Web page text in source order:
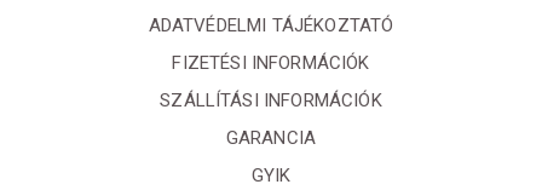
ADATVÉDELMI TÁJÉKOZTATÓ
FIZETÉSI INFORMÁCIÓK
SZÁLLÍTÁSI INFORMÁCIÓK
GARANCIA
GYIK